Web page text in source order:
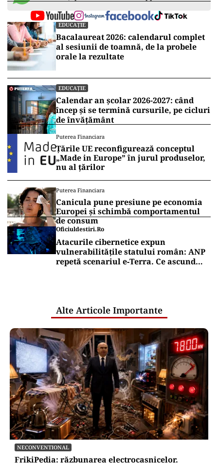
EDUCAȚIE
Bacalaureat 2026: calendarul complet
al sesiunii de toamnă, de la probele
orale la rezultate
EDUCAȚIE
Calendar an școlar 2026-2027: când
încep și se termină cursurile, pe cicluri
de învățământ
Puterea Financiara
Țările UE reconfigurează conceptul
„Made in Europe” în jurul produselor,
nu al țărilor
Puterea Financiara
Canicula pune presiune pe economia
Europei și schimbă comportamentul
de consum
Oficiuldestiri.ro
Atacurile cibernetice expun
vulnerabilitățile statului român: ANP
repetă scenariul e‑Terra. Ce ascund
Alte Articole Importante
NECONVENTIONAL
FrikiPedia: răzbunarea electrocasnicelor.